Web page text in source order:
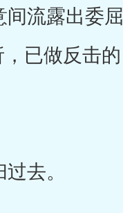
流露出委屈
已做反击的
去。